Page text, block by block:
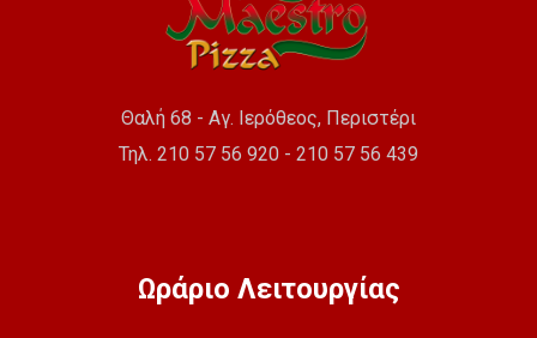
Θαλή 68 - Αγ. Ιερόθεος, Περιστέρι
Τηλ. 210 57 56 920 - 210 57 56 439
Ωράριο Λειτουργίας